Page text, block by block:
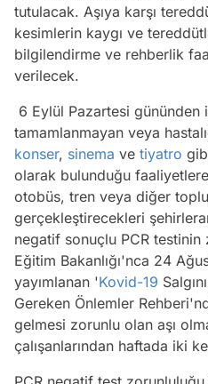
tutulacak. Aşıya karşı
kesimlerin kaygı ve
bilgilendirme ve rehberlik
verilecek.
6 Eylül Pazartesi gününden
tamamlanmayan veya
konser, sinema ve tiyatro
olarak bulunduğu faaliyetlere
otobüs, tren veya diğer toplu
gerçekleştirecekleri
negatif sonuçlu PCR
Eğitim Bakanlığı'nca 24
yayımlanan 'Kovid-19
Gereken Önlemler
gelmesi zorunlu olan aşı
çalışanlarından haftada iki